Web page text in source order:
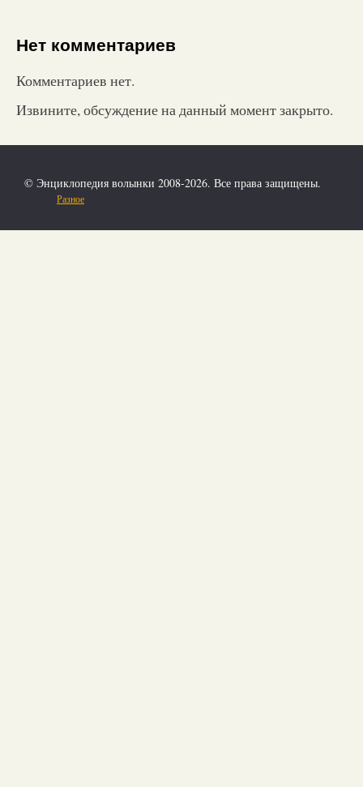
Нет комментариев
Комментариев нет.
Извините, обсуждение на данный момент закрыто.
© Энциклопедия волынки 2008-2026. Все права защищены.
Разное